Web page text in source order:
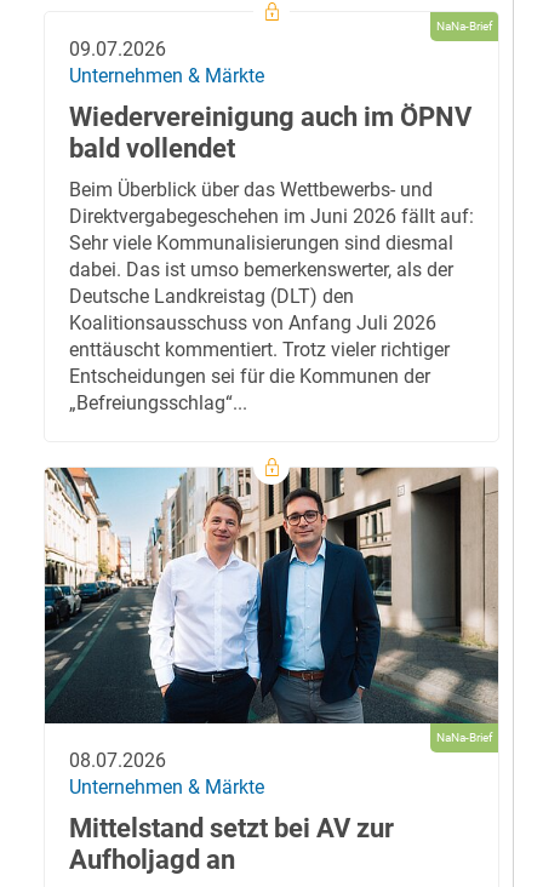
NaNa-Brief
09.07.2026
Unternehmen & Märkte
Wiedervereinigung auch im ÖPNV
bald vollendet
Beim Überblick über das Wettbewerbs- und
Direktvergabegeschehen im Juni 2026 fällt auf:
Sehr viele Kommunalisierungen sind diesmal
dabei. Das ist umso bemerkenswerter, als der
Deutsche Landkreistag (DLT) den
Koalitionsausschuss von Anfang Juli 2026
enttäuscht kommentiert. Trotz vieler richtiger
Entscheidungen sei für die Kommunen der
„Befreiungsschlag“...
NaNa-Brief
08.07.2026
Unternehmen & Märkte
Mittelstand setzt bei AV zur
Aufholjagd an